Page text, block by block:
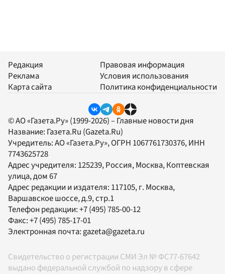
Редакция
Реклама
Карта сайта
Правовая информация
Условия использования
Политика конфиденциальности
© АО «Газета.Ру» (1999-2026) – Главные новости дня
Название: Газета.Ru (Gazeta.Ru)
Учредитель:АО «Газета.Ру», ОГРН 1067761730376, ИНН
7743625728
Адрес учредителя: 125239, Россия, Москва, Коптевская
улица, дом 67
Адрес редакции и издателя: 117105, г. Москва,
Варшавское шоссе, д.9, стр.1
Телефон редакции:+7 (495) 785-00-12
Факс:+7 (495) 785-17-01
Электронная почта: gazeta@gazeta.ru
Свидетельство о регистрации СМИ Эл № ФС77-67642
выдано федеральной службой по надзору в сфере